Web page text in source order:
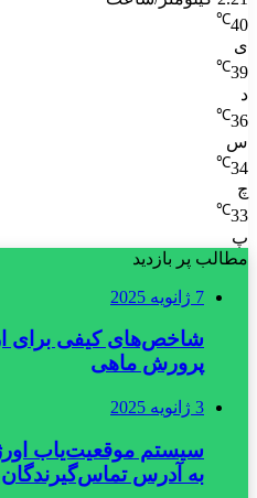
40
℃
ی
39
℃
د
36
℃
س
34
℃
چ
33
℃
پ
مطالب پر بازدید
7 ژانویه 2025
شاخص‌های کیفی برای
پرورش ماهی
3 ژانویه 2025
سیستم موقعیت‌یاب
به آدرس تماس‌گیرندگان ۱۱۵